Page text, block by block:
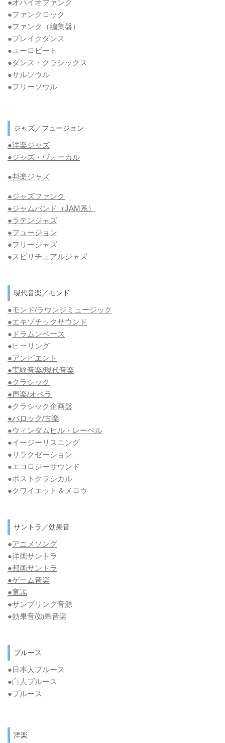
●オハイオファンク
●ファンクロック
●ファンク
（編集盤）
●ブレイクダンス
●ユーロビート
●ダンス・クラシックス
●サルソウル
●フリーソウル
ジャズ／フュージョン
●洋楽ジャズ
●ジャズ・ヴォーカル
●邦楽ジャズ
●ジャズファンク
●ジャムバンド（JAM系）
●ラテンジャズ
●フュージョン
●フリージャズ
●スピリチュアルジャズ
現代音楽／モンド
●モンド/ラウンジミュージック
●エキゾチックサウンド
● ドラムンベース
●ヒーリング
●アンビエント
●実験音楽/現代音楽
●クラシック
●声楽/オペラ
●クラシック企画盤
●バロック/古楽
●ウィンダムヒル・レーベル
●イージーリスニング
●リラクゼーション
●エコロジーサウンド
●ポストクラシカル
●クワイエット＆メロウ
サントラ／効果音
●アニメソング
●洋画サントラ
●邦画サントラ
●ゲーム音楽
●童謡
●サンプリング音源
●効果音/効果音楽
ブルース
●日本人ブルース
●白人ブルース
●ブルース
洋楽